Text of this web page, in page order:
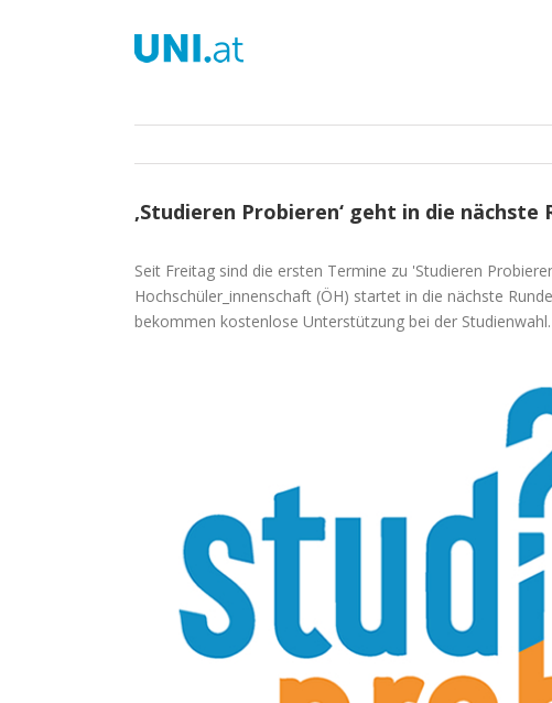
‚Studieren Probieren‘ geht in die nächste
Seit Freitag sind die ersten Termine zu 'Studieren
Hochschüler_innenschaft (ÖH) startet in die nächste
bekommen kostenlose Unterstützung bei der Studienwahl.